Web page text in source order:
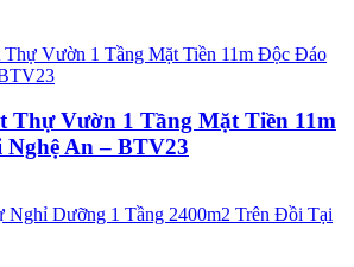
Thự Vườn 1 Tầng Mặt Tiền 11m
An – BTV23